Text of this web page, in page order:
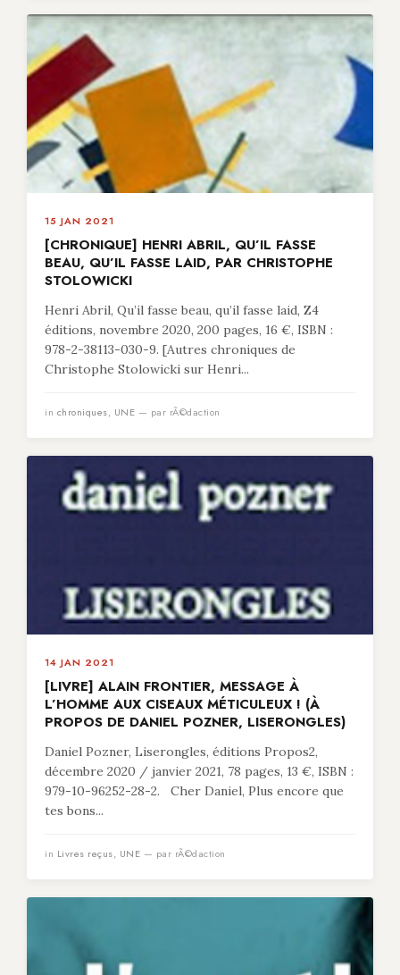
15 JAN 2021
[CHRONIQUE] HENRI ABRIL, QU’IL FASSE
BEAU, QU’IL FASSE LAID, PAR CHRISTOPHE
STOLOWICKI
Henri Abril, Qu’il fasse beau, qu’il fasse laid, Z4
éditions, novembre 2020, 200 pages, 16 €, ISBN :
978-2-38113-030-9. [Autres chroniques de
Christophe Stolowicki sur Henri...
in chroniques, UNE — par rÃ©daction
14 JAN 2021
[LIVRE] ALAIN FRONTIER, MESSAGE À
L’HOMME AUX CISEAUX MÉTICULEUX ! (À
PROPOS DE DANIEL POZNER, LISERONGLES)
Daniel Pozner, Liserongles, éditions Propos2,
décembre 2020 / janvier 2021, 78 pages, 13 €, ISBN :
979-10-96252-28-2. Cher Daniel, Plus encore que
tes bons...
in Livres reçus, UNE — par rÃ©daction